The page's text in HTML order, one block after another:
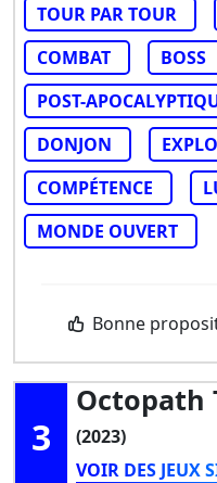
TOUR PAR TOUR
COMBAT
BOSS
POST-
DONJON
COMPÉTENCE
MONDE OUVERT
Bonne
3
Octopath
(2023)
VOIR DES JEUX